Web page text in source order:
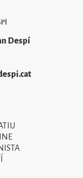
Despí